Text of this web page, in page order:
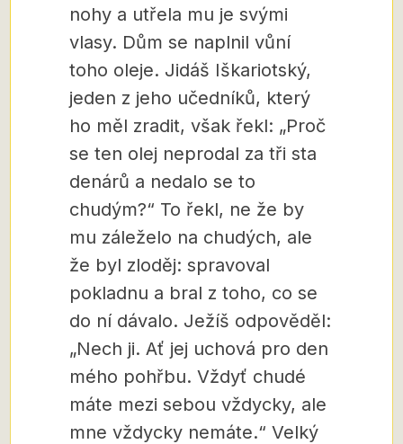
nohy a utřela mu je svými
vlasy. Dům se naplnil vůní
toho oleje. Jidáš Iškariotský,
jeden z jeho učedníků, který
ho měl zradit, však řekl: „Proč
se ten olej neprodal za tři sta
denárů a nedalo se to
chudým?“ To řekl, ne že by
mu záleželo na chudých, ale
že byl zloděj: spravoval
pokladnu a bral z toho, co se
do ní dávalo. Ježíš odpověděl:
„Nech ji. Ať jej uchová pro den
mého pohřbu. Vždyť chudé
máte mezi sebou vždycky, ale
mne vždycky nemáte.“ Velký